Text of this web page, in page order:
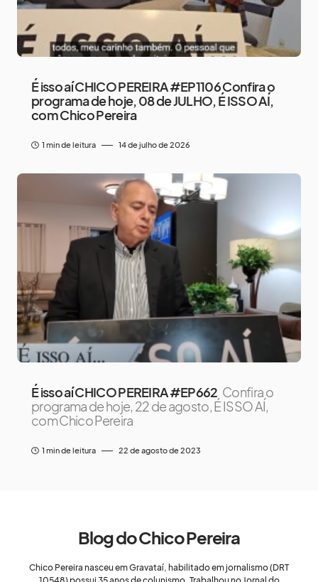
É isso aí CHICO PEREIRA #EP1106 Confira o
programa de hoje, 08 de JULHO, É ISSO AÍ,
com Chico Pereira
1 min de leitura 14 de julho de 2026
É isso aí CHICO PEREIRA #EP662 Confira o
programa de hoje, 22 de agosto, É ISSO AÍ,
com Chico Pereira
1 min de leitura 22 de agosto de 2023
Blog do Chico Pereira
Chico Pereira nasceu em Gravataí, habilitado em jornalismo (DRT